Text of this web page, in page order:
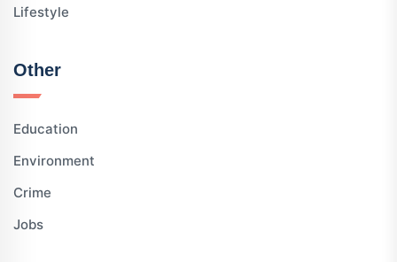
Lifestyle
Other
Education
Environment
Crime
Jobs